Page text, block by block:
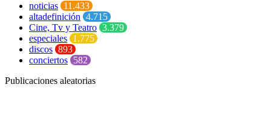
noticias 11.433
altadefinición 4.715
Cine, Tv y Teatro 3.379
especiales 1.775
discos 893
conciertos 582
Publicaciones aleatorias